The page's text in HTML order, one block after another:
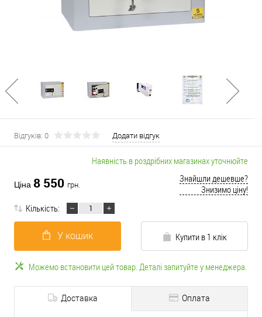
Відгуків: 0 Додати відгук
Наявність в роздрібних магазинах уточнюйте
Ціна 8 550 грн.
Знайшли дешевше?
Знизимо ціну!
Кількість:
У кошик Купити в 1 клік
Можемо встановити цей товар. Деталі запитуйте у менеджера.
Доставка Оплата